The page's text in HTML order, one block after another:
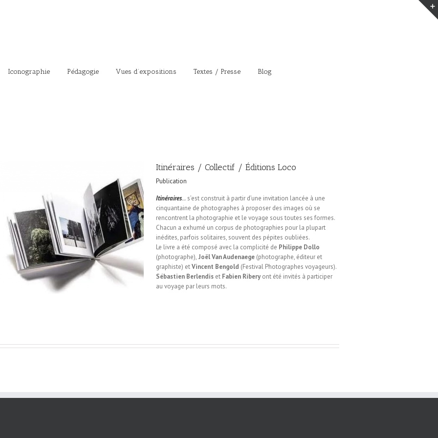
Iconographie Pédagogie Vues d’expositions Textes / Presse Blog
Itinéraires / Collectif / Éditions Loco
Publication
Itinéraires... s’est construit à partir d’une invitation lancée à une
cinquantaine de photographes à proposer des images où se
rencontrent la photographie et le voyage sous toutes ses formes.
Chacun a exhumé un corpus de photographies pour la plupart
inédites, parfois solitaires, souvent des pépites oubliées.
Le livre a été composé avec la complicité de Philippe Dollo
(photographe), Joël Van Audenaege (photographe, éditeur et
graphiste) etVincent Bengold (Festival Photographes voyageurs).
Sébastien Berlendis et Fabien Ribery ont été invités à participer
au voyage par leurs mots.